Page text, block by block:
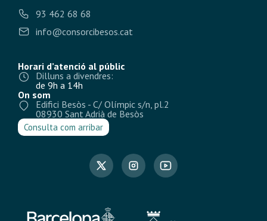
93 462 68 68
info@consorcibesos.cat
Horari d’atenció al públic
Dilluns a divendres:
de 9h a 14h
On som
Edifici Besòs - C/ Olímpic s/n, pl.2
08930 Sant Adrià de Besòs
Consulta com arribar